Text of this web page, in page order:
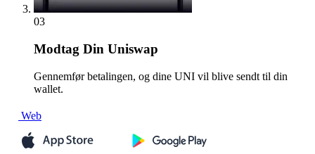
03
Modtag Din Uniswap
Gennemfør betalingen, og dine UNI vil blive sendt til din
wallet.
Web